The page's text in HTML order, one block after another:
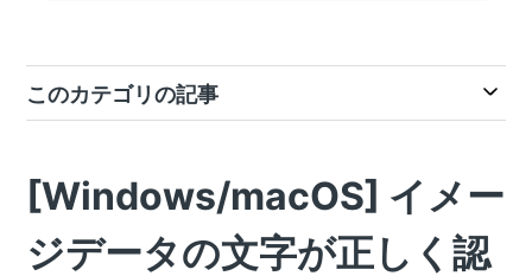
このカテゴリの記事
[Windows/macOS] イメー
ジデータの文字が正しく認